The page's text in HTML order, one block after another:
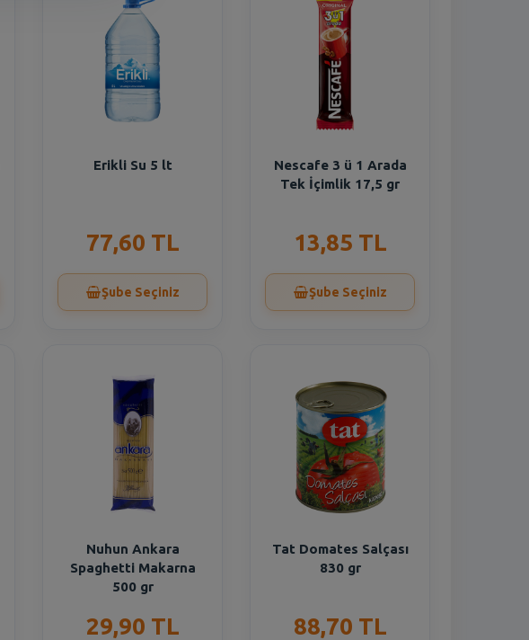
Erikli Su 5 lt
77,60 TL
Şube Seçiniz
Nescafe 3 ü 1 Arada
Tek İçimlik 17,5 gr
13,85 TL
Şube Seçiniz
Nuhun Ankara
Spaghetti Makarna
500 gr
29,90 TL
Tat Domates Salçası
830 gr
88,70 TL